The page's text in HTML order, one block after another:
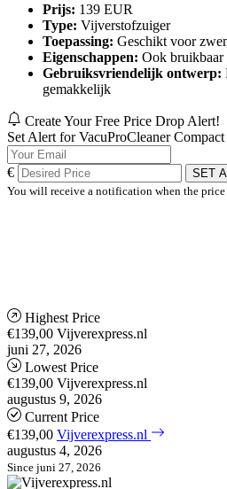
Prijs: 139 EUR
Type: Vijverstofzuiger
Toepassing: Geschikt voor
Eigenschappen: Ook bruikbaar
Gebruiksvriendelijk ontwerp:
gemakkelijk
Create Your Free Price Drop Alert!
Set Alert for VacuProCleaner
€
SET
You will receive a notification when the price
Highest Price
€139,00 Vijverexpress.nl
juni 27, 2026
Lowest Price
€139,00 Vijverexpress.nl
augustus 9, 2026
Current Price
€139,00 Vijverexpress.nl
augustus 4, 2026
Since juni 27, 2026